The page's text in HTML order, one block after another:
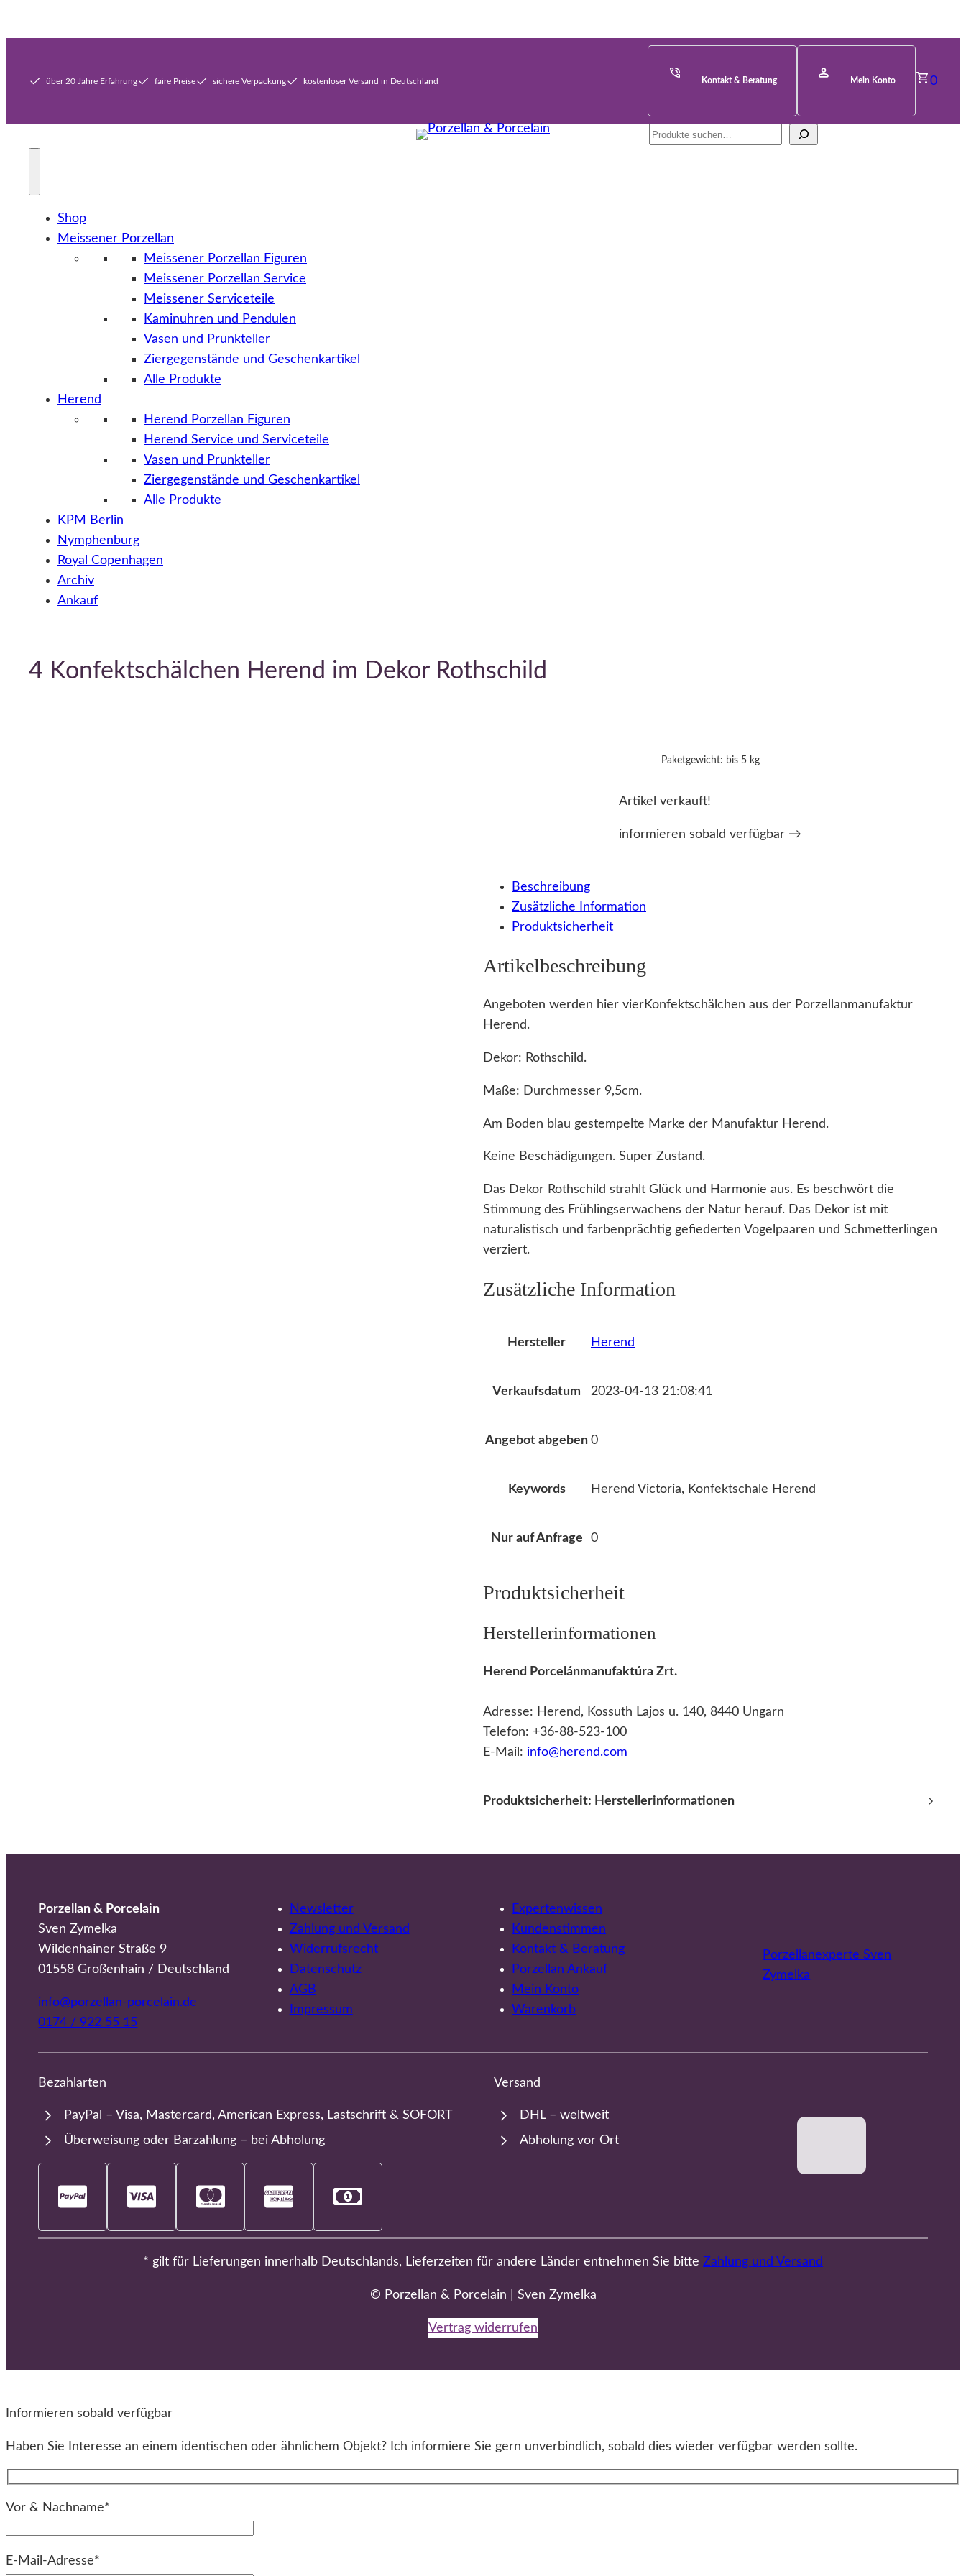
über 20 Jahre Erfahrung faire Preise sichere Verpackung kostenloser Versand in Deutschland Kontakt & Beratung Mein Konto 0
Suche
Shop
Meissener Porzellan
Meissener Porzellan Figuren
Meissener Porzellan Service
Meissener Serviceteile
Kaminuhren und Pendulen
Vasen und Prunkteller
Ziergegenstände und Geschenkartikel
Alle Produkte
Herend
Herend Porzellan Figuren
Herend Service und Serviceteile
Vasen und Prunkteller
Ziergegenstände und Geschenkartikel
Alle Produkte
KPM Berlin
Nymphenburg
Royal Copenhagen
Archiv
Ankauf
4 Konfektschälchen Herend im Dekor Rothschild
Paketgewicht: bis 5 kg
Artikel verkauft!
informieren sobald verfügbar →
Beschreibung
Zusätzliche Information
Produktsicherheit
Artikelbeschreibung
Angeboten werden hier vierKonfektschälchen aus der Porzellanmanufaktur
Herend.
Dekor: Rothschild.
Maße: Durchmesser 9,5cm.
Am Boden blau gestempelte Marke der Manufaktur Herend.
Keine Beschädigungen. Super Zustand.
Das Dekor Rothschild strahlt Glück und Harmonie aus. Es beschwört die
Stimmung des Frühlingserwachens der Natur herauf. Das Dekor ist mit
naturalistisch und farbenprächtig gefiederten Vogelpaaren und Schmetterlingen
verziert.
Zusätzliche Information
Hersteller Herend
Verkaufsdatum 2023-04-13 21:08:41
Angebot abgeben 0
Keywords Herend Victoria, Konfektschale Herend
Nur auf Anfrage 0
Produktsicherheit
Herstellerinformationen
Herend Porcelánmanufaktúra Zrt.
Adresse: Herend, Kossuth Lajos u. 140, 8440 Ungarn
Telefon: +36-88-523-100
E-Mail: info@herend.com
Produktsicherheit: Herstellerinformationen
Porzellan & Porcelain
Sven Zymelka
Wildenhainer Straße 9
01558 Großenhain / Deutschland
info@porzellan-porcelain.de
0174 / 922 55 15
Newsletter
Zahlung und Versand
Widerrufsrecht
Datenschutz
AGB
Impressum
Expertenwissen
Kundenstimmen
Kontakt & Beratung
Porzellan Ankauf
Mein Konto
Warenkorb
Porzellanexperte Sven
Zymelka
Bezahlarten
PayPal – Visa, Mastercard, American Express, Lastschrift & SOFORT
Überweisung oder Barzahlung – bei Abholung
Versand
DHL – weltweit
Abholung vor Ort
* gilt für Lieferungen innerhalb Deutschlands, Lieferzeiten für andere Länder entnehmen Sie bitte Zahlung und Versand
© Porzellan & Porcelain | Sven Zymelka
Vertrag widerrufen
Informieren sobald verfügbar
Haben Sie Interesse an einem identischen oder ähnlichem Objekt? Ich informiere Sie gern unverbindlich, sobald dies wieder verfügbar werden sollte.
Vor & Nachname*
E-Mail-Adresse*